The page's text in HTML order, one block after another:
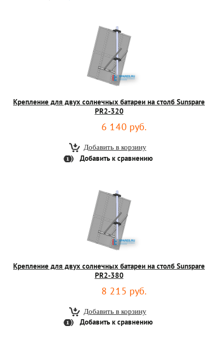
Крепление для двух солнечных батареи на столб Sunspare
PR2-320
6 140 руб.
Добавить к сравнению
Крепление для двух солнечных батареи на столб Sunspare
PR2-380
8 215 руб.
Добавить к сравнению